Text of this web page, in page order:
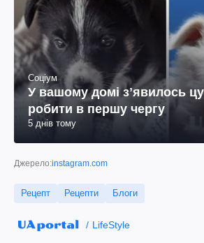
Соціум
У вашому домі зʼявилось
робити в першу чергу
5 днів тому
Джерело:instagram.com
Рецепт Рецепти Блоги
LifeStyle